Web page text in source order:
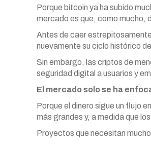
Porque bitcoin ya ha subido
mercado es que, como mucho,
Antes de caer
nuevamente su ciclo histórico
Sin embargo, las criptos de
seguridad digital a usuarios y
El mercado solo se ha
Porque el dinero sigue un flujo
más grandes y, a medida que
Proyectos que necesitan